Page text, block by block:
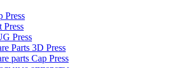
Press
Press
Press
Parts 3D Press
parts Cap Press